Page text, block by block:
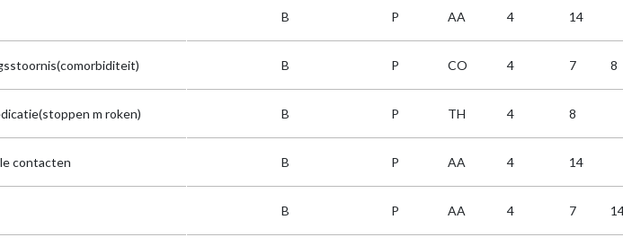
B P AA 4 14
B P CO 4 7 8
m roken) B P TH 4 8
contacten B P AA 4 14
B P AA 4 7